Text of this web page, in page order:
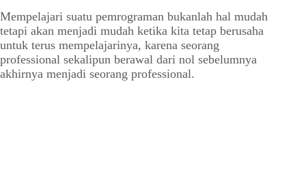
Mempelajari suatu pemrograman bukanlah hal mudah
tetapi akan menjadi mudah ketika kita tetap berusaha
untuk terus mempelajarinya, karena seorang
professional sekalipun berawal dari nol sebelumnya
akhirnya menjadi seorang professional.